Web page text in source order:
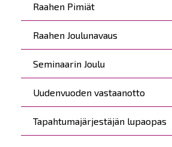
Raahen Pimiät
Raahen Joulunavaus
Seminaarin Joulu
Uudenvuoden vastaanotto
Tapahtumajärjestäjän lupaopas